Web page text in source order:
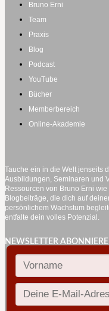
Bruno Erni
Team
Praxis
Blog
Podcast
YouTube
Bücher
Memberbereich
Online-Akademie
Tauche ein in die Welt jenseits
Ausbildungen, Seminaren und
Ressourcen von Bruno Erni
Blogbeiträge, die dich auf
persönlichem Wachstum
entfalte dein volles Potenzial.
NEWSLETTER